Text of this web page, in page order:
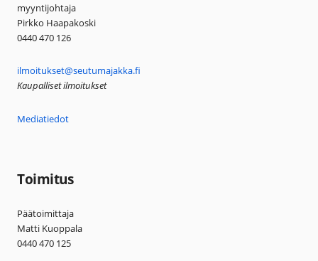
myyntijohtaja
Pirkko Haapakoski
0440 470 126
ilmoitukset@seutumajakka.fi
Kaupalliset ilmoitukset
Mediatiedot
Toimitus
Päätoimittaja
Matti Kuoppala
0440 470 125